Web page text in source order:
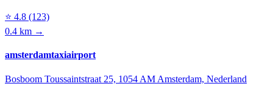
⭐ 4.8 (123)
0.4 km →
amsterdamtaxiairport
Bosboom Toussaintstraat 25, 1054 AM Amsterdam, Nederland